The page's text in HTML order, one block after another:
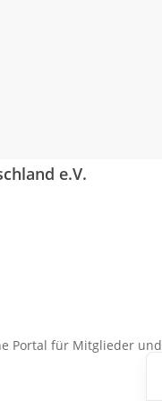
e.V.
Portal für Mitglieder